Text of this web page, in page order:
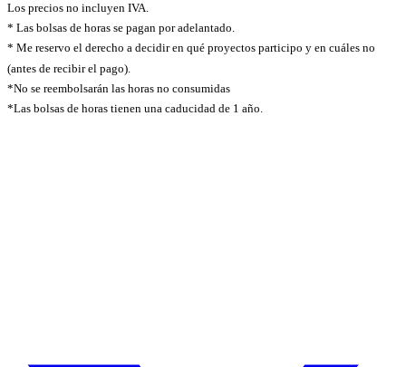
Los precios no incluyen IVA.
* Las bolsas de horas se pagan por adelantado.
* Me reservo el derecho a decidir en qué proyectos participo y en cuáles no
(antes de recibir el pago).
*No se reembolsarán las horas no consumidas
*Las bolsas de horas tienen una caducidad de 1 año.